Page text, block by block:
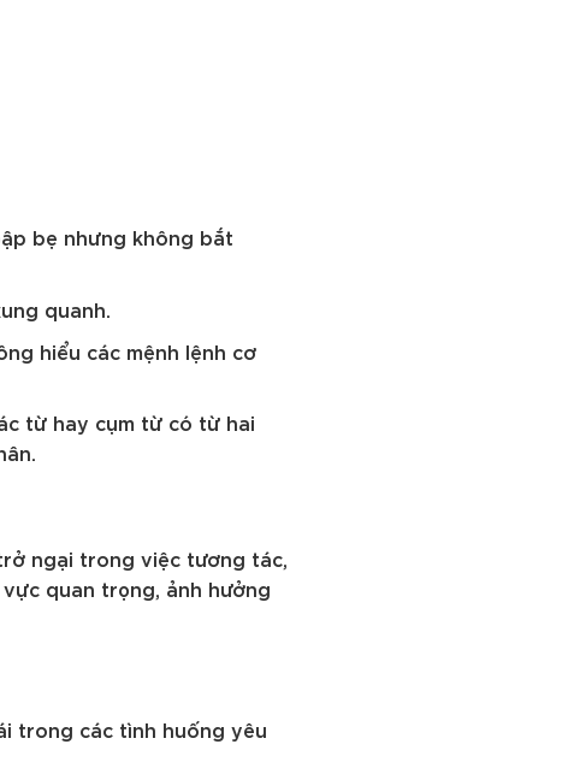
bẹ nhưng không bắt
quanh.
hiểu các mệnh lệnh cơ
từ hay cụm từ có từ hai
ngại trong việc tương tác,
quan trọng, ảnh hưởng
trong các tình huống yêu